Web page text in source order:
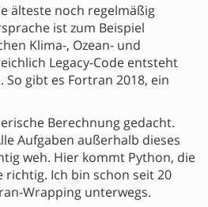
älteste noch regelmäßig
ist zum Beispiel
Klima-, Ozean- und
Legacy-Code entsteht
gibt es Fortran 2018, ein
Berechnung gedacht.
Aufgaben außerhalb dieses
weh. Hier kommt Python, die
richtig. Ich bin schon seit 20
Wrapping unterwegs.